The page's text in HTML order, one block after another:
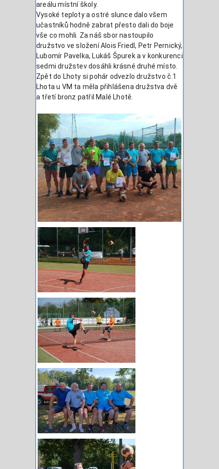
areálu místní školy.
Vysoké teploty a ostré slunce dalo všem
učastníků hodně zabrat přesto dali do boje
vše co mohli. Za náš sbor nastoupilo
družstvo ve složení Alois Friedl, Petr Pernický,
Lubomír Pavelka, Lukáš Špurek a v konkurenci
sedmi družstev dosáhli krásné druhé místo.
Zpět do Lhoty si pohár odvezlo družstvo č.1
Lhota u VM ta měla přihlášena družstva dvě
a třetí bronz patřil Malé Lhotě.